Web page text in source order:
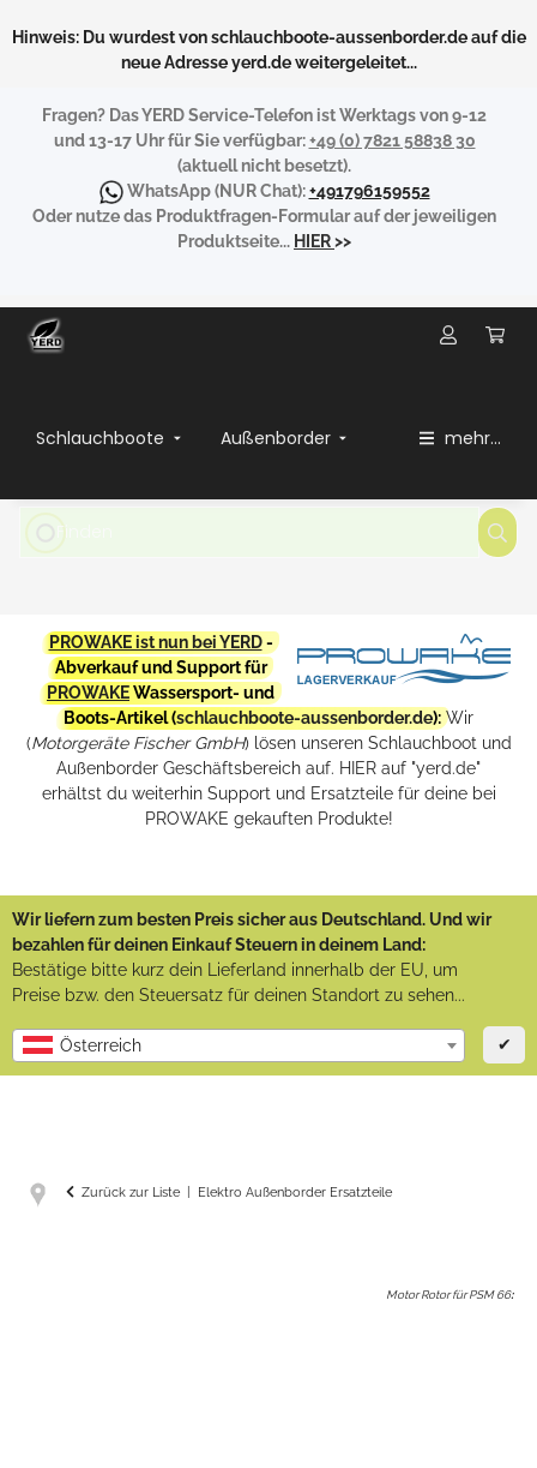
Hinweis: Du wurdest von schlauchboote-aussenborder.de auf die
neue Adresse yerd.de weitergeleitet...
Fragen? Das YERD Service-Telefon ist Werktags von 9-12
und 13-17 Uhr für Sie verfügbar:+49 (0) 7821 58838 30
(aktuell nicht besetzt).
WhatsApp(NUR Chat):+491796159552
Oder nutze das Produktfragen-Formular auf der jeweiligen
Produktseite... HIER>>
Schlauchboote Außenborder mehr...
PROWAKE ist nun bei YERD-
Abverkauf und Support für
PROWAKEWassersport- und
Boots-Artikel (schlauchboote-aussenborder.de): Wir
(Motorgeräte Fischer GmbH) lösen unseren Schlauchboot und
Außenborder Geschäftsbereich auf. HIER auf "yerd.de"
erhältst du weiterhin Support und Ersatzteile für deine bei
PROWAKE gekauften Produkte!
Wir liefern zum besten Preis sicher aus Deutschland. Und wir
bezahlen für deinen Einkauf Steuern in deinem Land:
Bestätige bitte kurz dein Lieferland innerhalb der EU, um
Preise bzw. den Steuersatz für deinen Standort zu sehen...
Österreich ✔
Zurück zur Liste Elektro Außenborder Ersatzteile
Motor Rotor für PSM 66: